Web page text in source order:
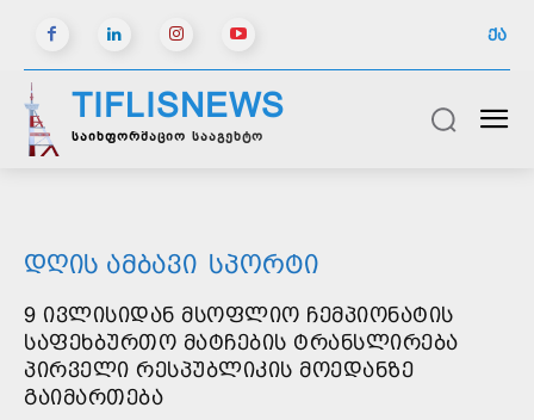
ᲥᲐ
TIFLISNEWS
საინფორმაციო სააგენტო
ᲓᲦᲘᲡ ᲐᲛᲑᲐᲕᲘ ᲡᲞᲝᲠᲢᲘ
9 ᲘᲕᲚᲘᲡᲘᲓᲐᲜ ᲛᲡᲝᲤᲚᲘᲝ ᲩᲔᲛᲞᲘᲝᲜᲐᲢᲘᲡ
ᲡᲐᲤᲔᲮᲑᲣᲠᲗᲝ ᲛᲐᲢᲩᲔᲑᲘᲡ ᲢᲠᲐᲜᲡᲚᲘᲠᲔᲑᲐ
ᲞᲘᲠᲕᲔᲚᲘ ᲠᲔᲡᲞᲣᲑᲚᲘᲙᲘᲡ ᲛᲝᲔᲓᲐᲜᲖᲔ
ᲒᲐᲘᲛᲐᲠᲗᲔᲑᲐ